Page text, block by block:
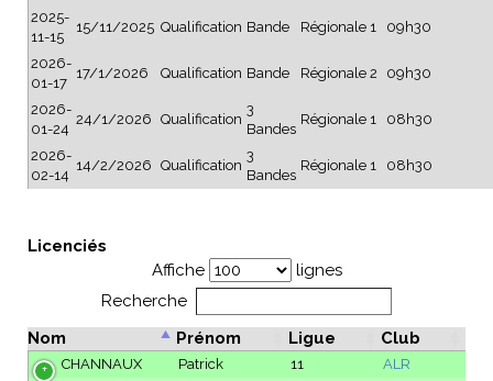
2025-
11-15
15/11/2025 Qualification Bande Régionale 1 09h30
2026-
01-17
17/1/2026 Qualification Bande Régionale 2 09h30
2026-
01-24
24/1/2026 Qualification
3
Bandes
Régionale 1 08h30
2026-
02-14
14/2/2026 Qualification
3
Bandes
Régionale 1 08h30
Licenciés
Affiche
lignes
Recherche
Nom
Prénom Ligue Club
CHANNAUX Patrick 11
ALR